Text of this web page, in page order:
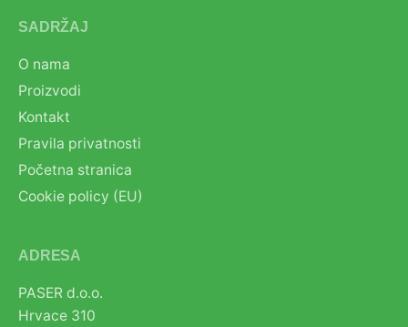
SADRŽAJ
O nama
Proizvodi
Kontakt
Pravila privatnosti
Početna stranica
Cookie policy (EU)
ADRESA
PASER d.o.o.
Hrvace 310